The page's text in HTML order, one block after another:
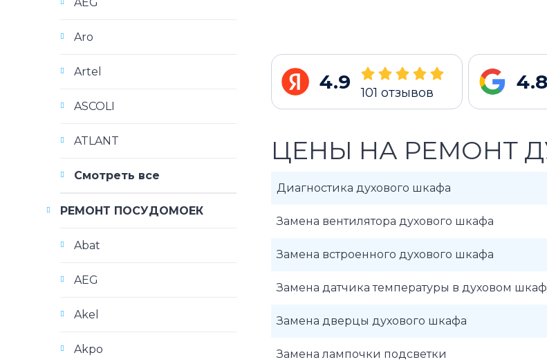
4.9 101 отзывов 4.8
ЦЕНЫ НА РЕМОНТ
Диагностика духового шкафа
Замена вентилятора духового шкафа
Замена встроенного духового шкафа
Замена датчика температуры в духовом
Замена дверцы духового шкафа
Замена лампочки подсветки
Aro
Artel
ASCOLI
ATLANT
Смотреть все
РЕМОНТ ПОСУДОМОЕК
Abat
AEG
Akel
Akpo